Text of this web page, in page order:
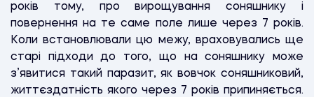
років тому, про вирощування соняшнику і
повернення на те саме поле лише через 7 років.
Коли встановлювали цю межу, враховувались ще
старі підходи до того, що на соняшнику може
з’явитися такий паразит, як вовчок соняшниковий,
життєздатність якого через 7 років припиняється.